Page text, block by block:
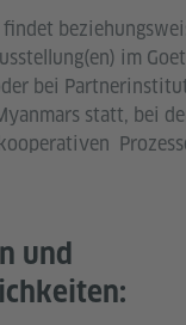
im
bei
statt, bei
und